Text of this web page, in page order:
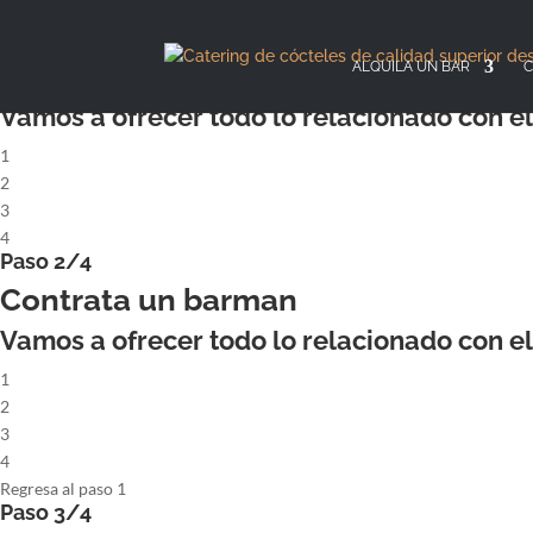
ALQUILA UN COCKTAILBAR
Vamos a ofrecer todo lo relacionado con
1
2
3
4
Paso 2/4
Contrata un barman
Vamos a ofrecer todo lo relacionado con
1
2
3
4
Regresa al paso 1
Paso 3/4
ALQUILA UN BAR